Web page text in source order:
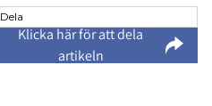
Dela
Klicka här för att dela
artikeln